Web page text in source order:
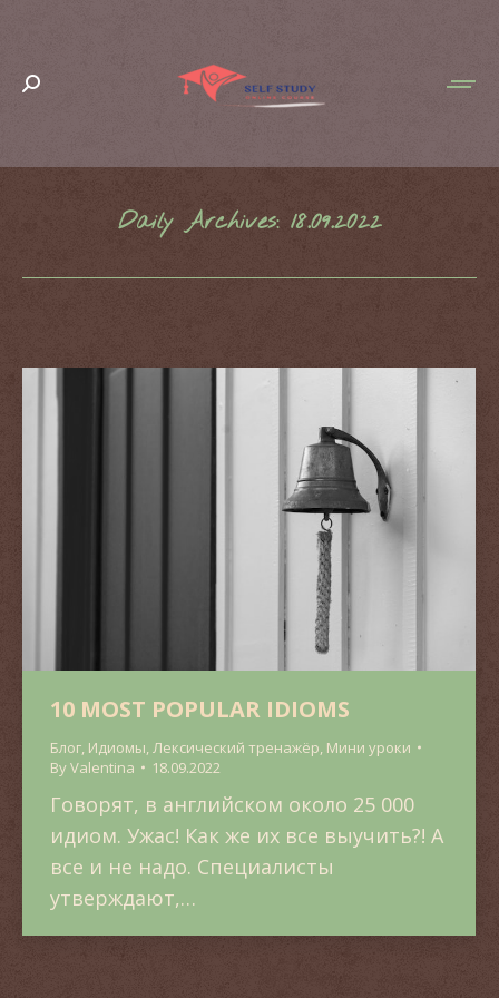
Search:
Daily Archives: 18.09.2022
10 MOST POPULAR IDIOMS
Блог Идиомы Лексический тренажёр Мини уроки
ByValentina 18.09.2022
Говорят, в английском около 25 000
идиом. Ужас! Как же их все выучить?! А
все и не надо. Специалисты
утверждают,…